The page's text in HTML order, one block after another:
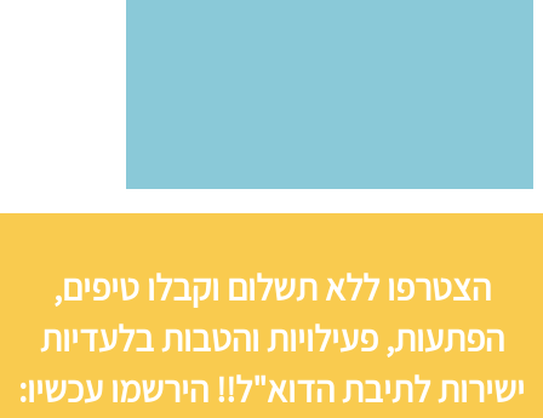
הצטרפו ללא תשלום וקבלו טיפים,
הפתעות, פעילויות והטבות בלעדיות
ישירות לתיבת הדוא"ל!! הירשמו עכשיו: